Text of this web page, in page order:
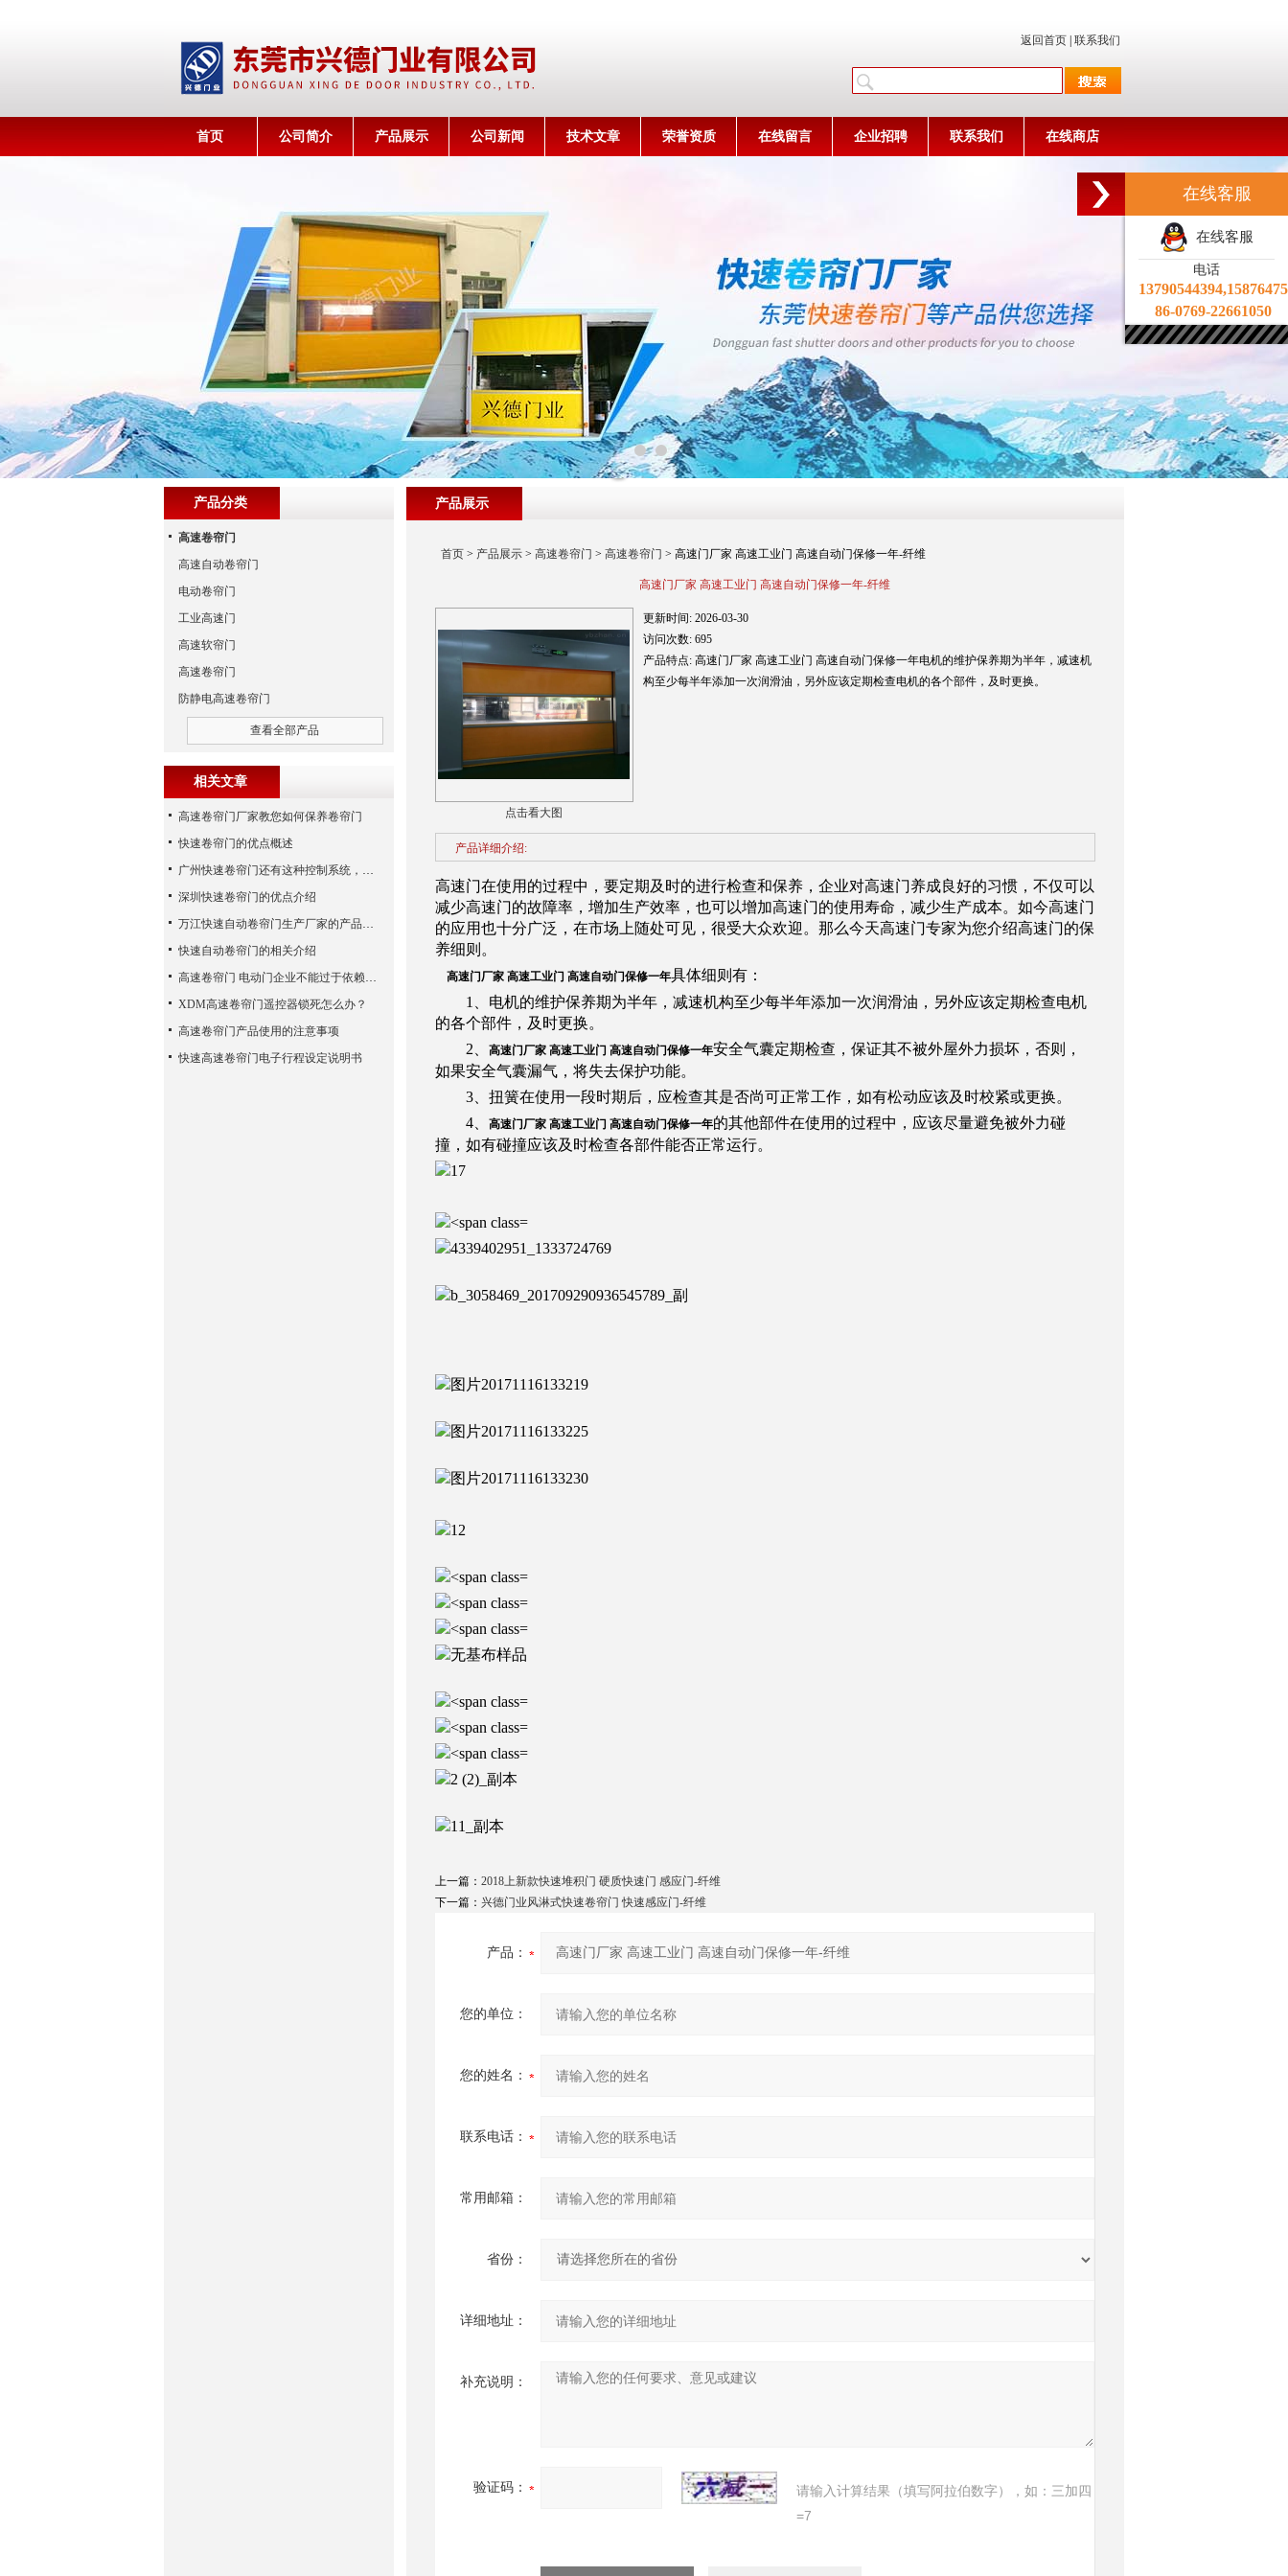
返回首页 联系我们
首页 公司简介 产品展示 公司新闻 技术文章 荣誉资质 在线留言 企业招聘 联系我们 在线商店
产品展示
首页> 产品展示> 高速卷帘门 > 高速卷帘门 > 高速门厂家 高速工业门 高速自动门保修一年-纤维
高速门厂家 高速工业门 高速自动门保修一年-纤维
点击看大图
更新时间: 2026-03-30
访问次数: 695
产品特点: 高速门厂家 高速工业门 高速自动门保修一年电机的维护保养期为半年，减速机
构至少每半年添加一次润滑油，另外应该定期检查电机的各个部件，及时更换。
产品详细介绍:
高速门在使用的过程中，要定期及时的进行检查和保养，企业对高速门养成良好的习惯，不仅可以
减少高速门的故障率，增加生产效率，也可以增加高速门的使用寿命，减少生产成本。如今高速门
的应用也十分广泛，在市场上随处可见，很受大众欢迎。那么今天高速门专家为您介绍高速门的保
养细则。
高速门厂家 高速工业门 高速自动门保修一年具体细则有：
1、电机的维护保养期为半年，减速机构至少每半年添加一次润滑油，另外应该定期检查电机
的各个部件，及时更换。
2、
高速门厂家 高速工业门 高速自动门保修一年安全气囊定期检查，保证其不被外屋外力损坏，否则，
如果安全气囊漏气，将失去保护功能。
3、扭簧在使用一段时期后，应检查其是否尚可正常工作，如有松动应该及时校紧或更换。
4、
高速门厂家 高速工业门 高速自动门保修一年的其他部件在使用的过程中，应该尽量避免被外力碰
撞，如有碰撞应该及时检查各部件能否正常运行。
上一篇： 2018上新款快速堆积门 硬质快速门 感应门-纤维
下一篇： 兴德门业风淋式快速卷帘门 快速感应门-纤维
产品：
您的单位：
您的姓名：
联系电话：
常用邮箱：
省份：
详细地址：
补充说明：
验证码：
请输入计算结果（填写阿拉伯数字），如：三加四
=7
产品分类
高速卷帘门
高速自动卷帘门
电动卷帘门
工业高速门
高速软帘门
高速卷帘门
防静电高速卷帘门
查看全部产品
相关文章
高速卷帘门厂家教您如何保养卷帘门
快速卷帘门的优点概述
广州快速卷帘门还有这种控制系统，您知道吗？
深圳快速卷帘门的优点介绍
万江快速自动卷帘门生产厂家的产品使用性能
快速自动卷帘门的相关介绍
高速卷帘门 电动门企业不能过于依赖广告宣传
XDM高速卷帘门遥控器锁死怎么办？
高速卷帘门产品使用的注意事项
快速高速卷帘门电子行程设定说明书
在线客服
在线客服
电话
86-0769-22661050